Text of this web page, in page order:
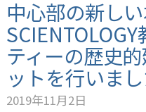
中心部の新しい
ティーの歴史
ットを行いまし
2019年11月2日